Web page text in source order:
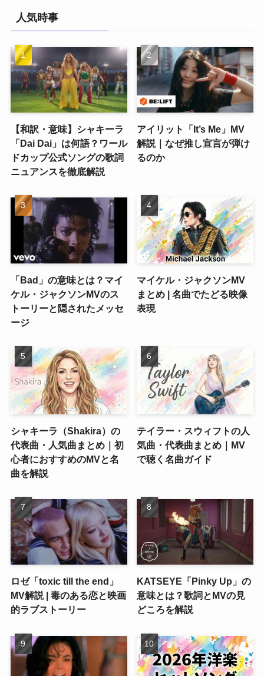
人気時事
【和訳・意味】シャキーラ
「Dai Dai」は何語？ワール
ドカップ公式ソングの歌詞
ニュアンスを徹底解説
アイリット「It’s Me」MV
解説｜なぜ推し宣言が弾け
るのか
「Bad」の意味とは？マイ
ケル・ジャクソンMVのス
トーリーと隠されたメッセ
ージ
マイケル・ジャクソンMV
まとめ | 名曲でたどる映像
表現
シャキーラ（Shakira）の
代表曲・人気曲まとめ｜初
心者におすすめのMVと名
曲を解説
テイラー・スウィフトの人
気曲・代表曲まとめ｜MV
で聴く名曲ガイド
ロゼ「toxic till the end」
MV解説 | 毒のある恋と映画
的ラブストーリー
KATSEYE「Pinky Up」の
意味とは？歌詞とMVの見
どころを解説